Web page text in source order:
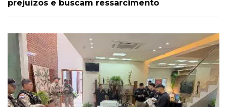
prejuízos e buscam ressarcimento